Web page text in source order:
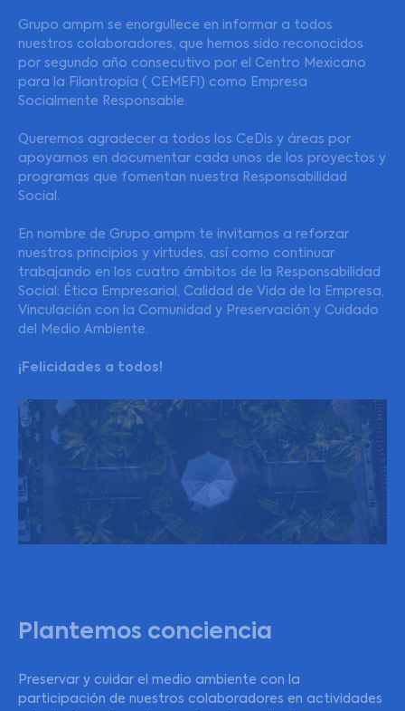
Grupo ampm se enorgullece en informar a todos
nuestros colaboradores, que hemos sido reconocidos
por segundo año consecutivo por el Centro Mexicano
para la Filantropía ( CEMEFI) como Empresa
Socialmente Responsable.
Queremos agradecer a todos los CeDis y áreas por
apoyarnos en documentar cada unos de los proyectos y
programas que fomentan nuestra Responsabilidad
Social.
En nombre de Grupo ampm te invitamos a reforzar
nuestros principios y virtudes, así como continuar
trabajando en los cuatro ámbitos de la Responsabilidad
Social: Ética Empresarial, Calidad de Vida de la Empresa,
Vinculación con la Comunidad y Preservación y Cuidado
del Medio Ambiente.
¡Felicidades a todos!
Plantemos conciencia
Preservar y cuidar el medio ambiente con la
participación de nuestros colaboradores en actividades